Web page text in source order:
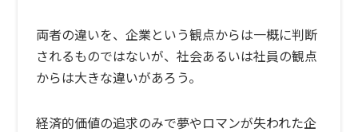
両者の違いを、企業という観点からは一概に判断
されるものではないが、社会あるいは社員の観点
からは大きな違いがあろう。
経済的価値の追求のみで夢やロマンが失われた企